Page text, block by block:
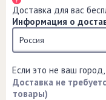
Доставка для вас
Информация о
Россия
Если это не ваш
Доставка не
товары)